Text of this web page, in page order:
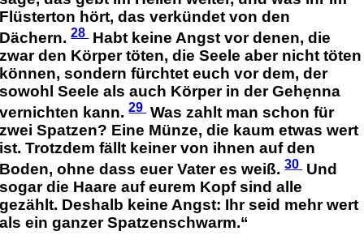
Flüsterton hört, das verkündet von den
Dächern.28 Habt keine Angst vor denen, die
zwar den Körper töten, die Seele aber nicht töten
können, sondern fürchtet euch vor dem, der
sowohl Seele als auch Körper in der Gehẹnna
vernichten kann.29 Was zahlt man schon für
zwei Spatzen? Eine Münze, die kaum etwas wert
ist. Trotzdem fällt keiner von ihnen auf den
Boden, ohne dass euer Vater es weiß.30 Und
sogar die Haare auf eurem Kopf sind alle
gezählt. Deshalb keine Angst: Ihr seid mehr wert
als ein ganzer Spatzenschwarm.“